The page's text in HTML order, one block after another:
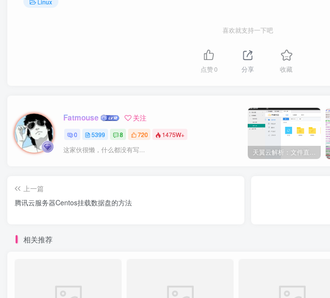
喜欢就支持一下吧
点赞0 分享 收藏
Fatmouse 关注
0 5399 8 720 1475W+
这家伙很懒，什么都没有写...
上一篇
腾讯云服务器Centos挂载数据盘的方法
相关推荐